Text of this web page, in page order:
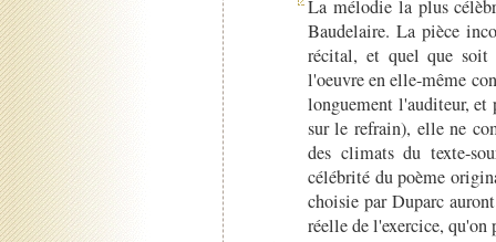
La mélodie la plus
Baudelaire. La pièce
récital, et quel que
l'oeuvre en elle-même
longuement l'auditeur, et
sur le refrain), elle ne
des climats du texte-
célébrité du poème
choisie par Duparc
réelle de l'exercice,